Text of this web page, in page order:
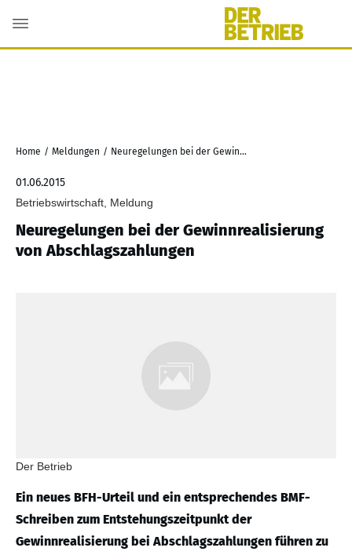
Home / Meldungen / Neuregelungen bei der Gewinnrealisierung von Abschlagszahlungen
01.06.2015
Betriebswirtschaft, Meldung
Neuregelungen bei der Gewinnrealisierung
von Abschlagszahlungen
Der Betrieb
Ein neues BFH-Urteil und ein entsprechendes BMF-
Schreiben zum Entstehungszeitpunkt der
Gewinnrealisierung bei Abschlagszahlungen führen zu